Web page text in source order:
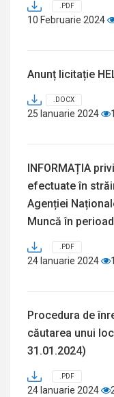
.PDF
10 Februarie 2024
Anunț licitație
.DOCX
25 Ianuarie 2024
INFORMAȚIA
efectuate în
Agenției
Muncă în
.PDF
24 Ianuarie 2024
Procedura de
căutarea unui
31.01.2024)
.PDF
24 Ianuarie 2024